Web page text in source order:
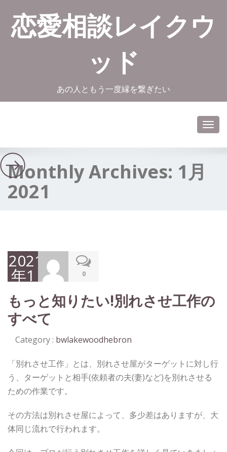
恋愛相談レイクウ
ッド
あの人ともう一度縁を繋ぎたい
Monthly Archives: 1月
2021
2021
年1
29
日
0
もっと知りたい!別れさせ工作の
すべて
Category : bwlakewoodhebron
「別れさせ工作」とは、別れさせ屋がターゲットに対し行
う、ターゲットと相手(依頼者の夫(妻)など)を別れさせる
ための作業です。
その方法は別れさせ屋によって、多少差はありますが、大
体同じ流れで行われます。